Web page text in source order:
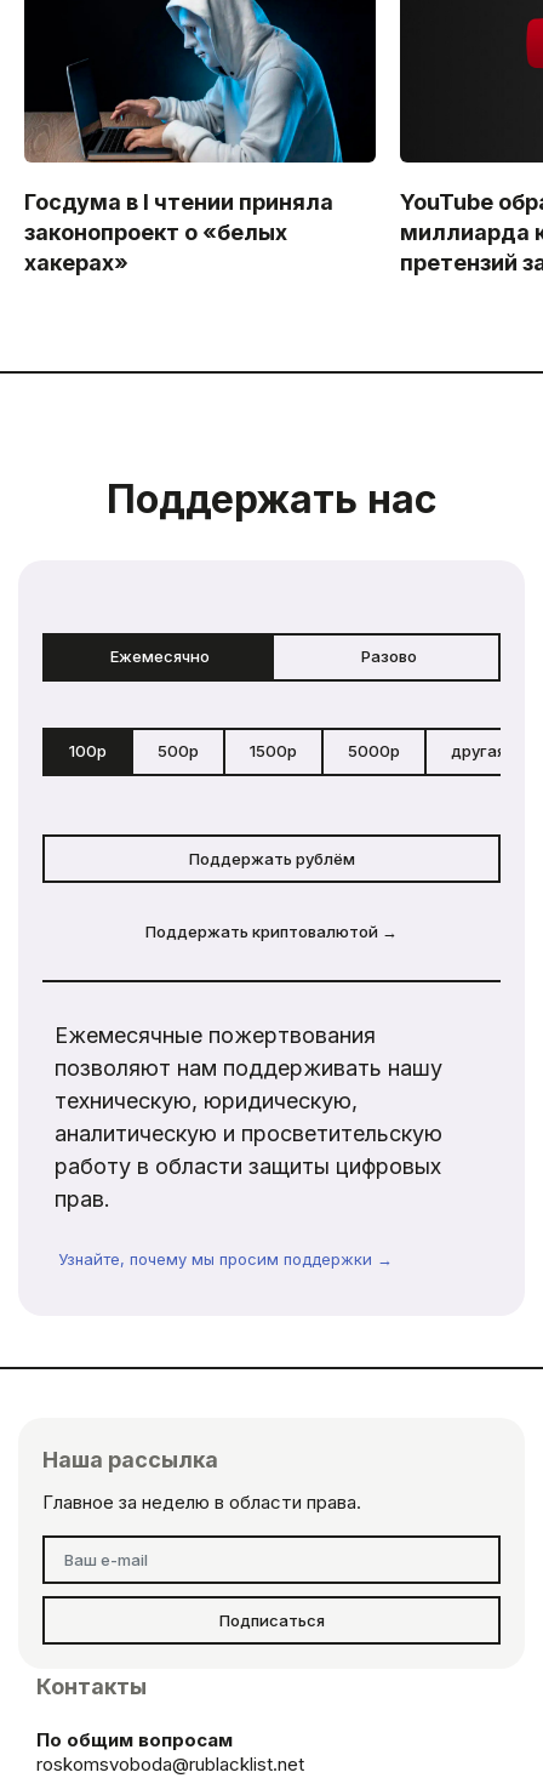
Госдума в I чтении приняла
законопроект о «белых
хакерах»
YouTube
миллиарда
претензий
Поддержать нас
Ежемесячно Разово
100р 500р 1500р 5000р другая
Поддержать рублём
Поддержать криптовалютой →
Ежемесячные пожертвования
позволяют нам поддерживать нашу
техническую, юридическую,
аналитическую и просветительскую
работу в области защиты цифровых
прав.
Узнайте, почему мы просим поддержки →
Наша рассылка
Главное за неделю в области права.
Подписаться
Контакты
По общим вопросам
roskomsvoboda@rublacklist.net